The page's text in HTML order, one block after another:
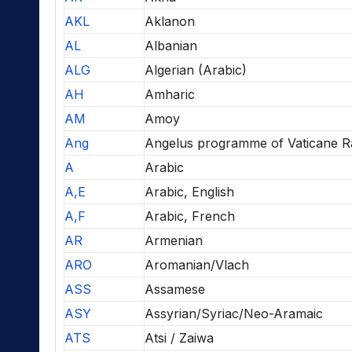
AKL
Aklanon
AL
Albanian
ALG
Algerian (Arabic)
AH
Amharic
AM
Amoy
Ang
Angelus programme of Vaticane
A
Arabic
A,E
Arabic, English
A,F
Arabic, French
AR
Armenian
ARO
Aromanian/Vlach
ASS
Assamese
ASY
Assyrian/Syriac/Neo-Aramaic
ATS
Atsi / Zaiwa